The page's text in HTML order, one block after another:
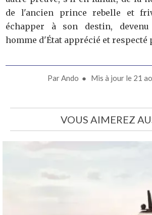
de l'ancien prince rebelle et
échapper à son destin,
homme d'État apprécié et respecté
ParAndo ● Mis à jour le 21
VOUS AIMEREZ